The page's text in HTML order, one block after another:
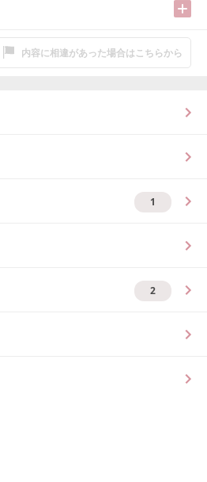
内容に相違があった場合はこちらから
1
2